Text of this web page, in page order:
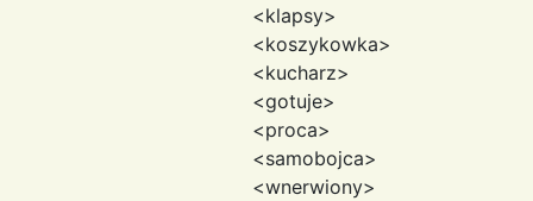
<klapsy>
<koszykowka>
<kucharz>
<gotuje>
<proca>
<samobojca>
<wnerwiony>